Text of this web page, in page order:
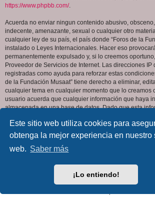
Este sitio web utiliza cookies para
obtenga la mejor experiencia en nuestro
web. Saber más
¡Lo entiendo!
https://www.phpbb.com/.
Acuerda no enviar ningun contenido abusivo,
indecente, amenazante, sexual o cualquier otro
cualquier ley de su país, el país donde “Foros de la
instalado o Leyes Internacionales. Hacer eso
permanentemente expulsado y, si lo creemos
Proveedor de Servicios de Internet. Las direcciones IP
registradas como ayuda para reforzar estas
de la Fundación Musaat” tiene derecho a eliminar,
cualquier tema en cualquier momento que lo creamos
usuario acuerda que cualquier información que haya
almacenada en una base de datos. Dado que esta
compartida con ninguna tercera parte sin su
Fundación Musaat” ni phpBB podrán considerarse
intento de hacking que conlleve a que los datos sean
Desarrollado porphpBB® Forum Software ©
phpBB